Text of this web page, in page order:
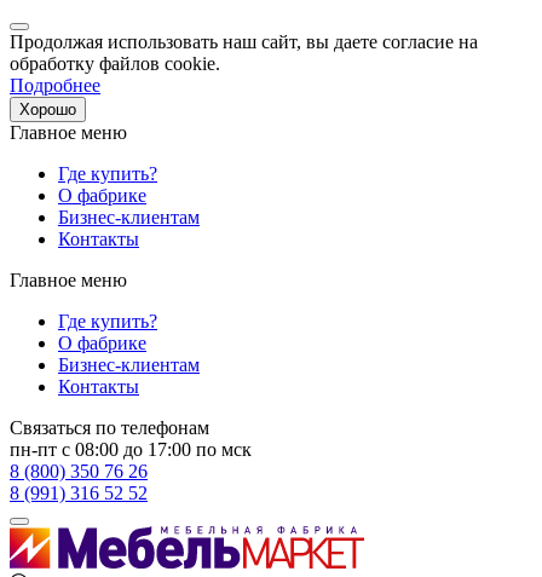
Продолжая использовать наш сайт, вы даете согласие на
обработку файлов cookie.
Подробнее
Хорошо
Главное меню
Где купить?
О фабрике
Бизнес-клиентам
Контакты
Главное меню
Где купить?
О фабрике
Бизнес-клиентам
Контакты
Связаться по телефонам
пн-пт с 08:00 до 17:00 по мск
8 (800) 350 76 26
8 (991) 316 52 52